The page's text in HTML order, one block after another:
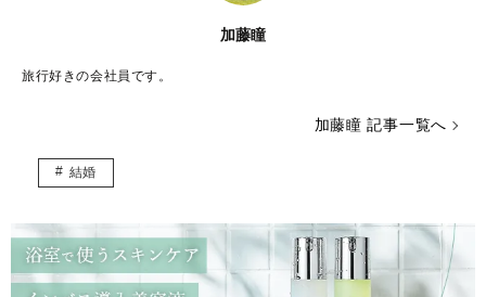
加藤瞳
旅行好きの会社員です。
加藤瞳 記事一覧へ
結婚